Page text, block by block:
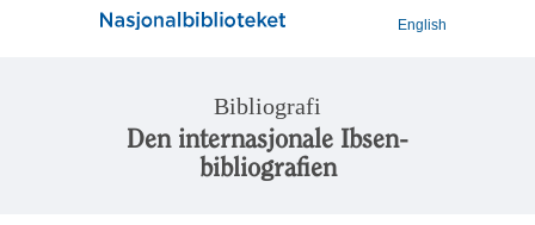
English
Bibliografi
Den internasjonale Ibsen-
bibliografien